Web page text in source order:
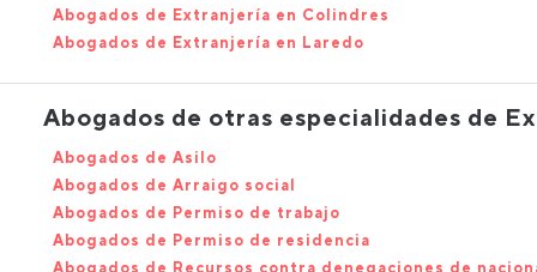
Abogados de Extranjería en Colindres
Abogados de Extranjería en Laredo
Abogados de otras especialidades de
Abogados de Asilo
Abogados de Arraigo social
Abogados de Permiso de trabajo
Abogados de Permiso de residencia
Abogados de Recursos contra denegaciones de